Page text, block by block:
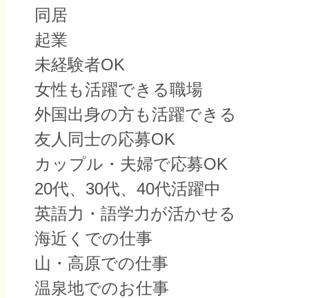
同居
起業
未経験者OK
女性も活躍できる職場
外国出身の方も活躍できる
友人同士の応募OK
カップル・夫婦で応募OK
20代、30代、40代活躍中
英語力・語学力が活かせる
海近くでの仕事
山・高原での仕事
温泉地でのお仕事